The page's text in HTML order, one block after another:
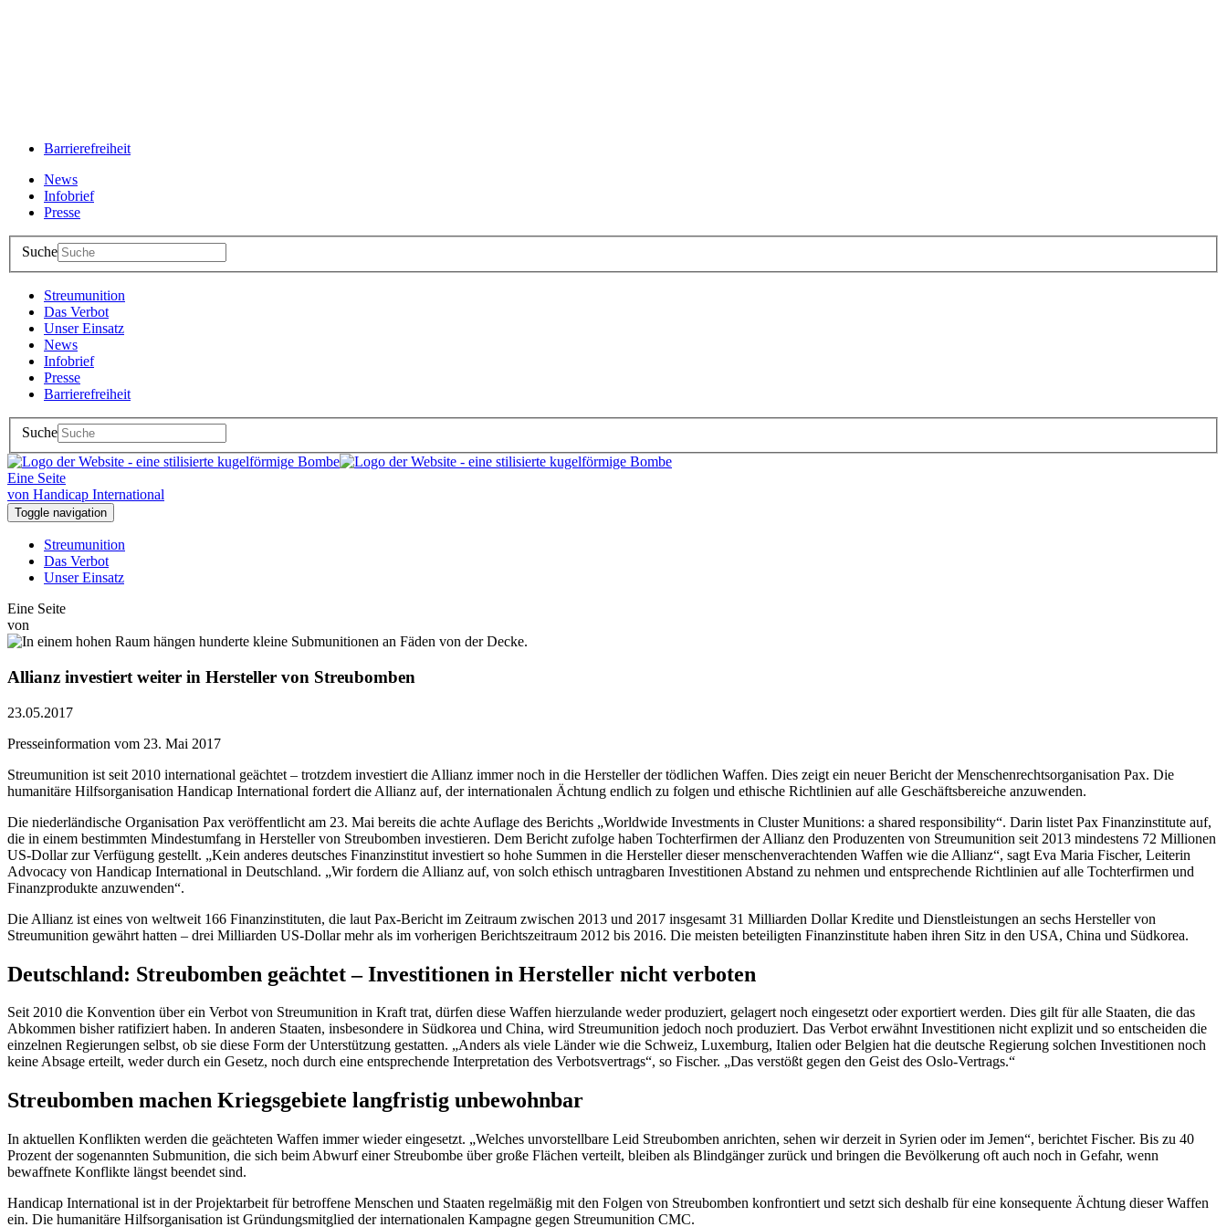
Barrierefreiheit
News
Infobrief
Presse
Suche
Streumunition
Das Verbot
Unser Einsatz
News
Infobrief
Presse
Barrierefreiheit
Suche
Eine Seite
von Handicap International
Toggle navigation
Streumunition
Das Verbot
Unser Einsatz
Eine Seite
von
Allianz investiert weiter in Hersteller von Streubomben
23.05.2017
Presseinformation vom 23. Mai 2017
Streumunition ist seit 2010 international geächtet – trotzdem investiert die Allianz immer noch in die Hersteller der tödlichen Waffen. Dies zeigt ein neuer Bericht der Menschenrechtsorganisation Pax. Die
humanitäre Hilfsorganisation Handicap International fordert die Allianz auf, der internationalen Ächtung endlich zu folgen und ethische Richtlinien auf alle Geschäftsbereiche anzuwenden.
Die niederländische Organisation Pax veröffentlicht am 23. Mai bereits die achte Auflage des Berichts „Worldwide Investments in Cluster Munitions: a shared responsibility“. Darin listet Pax Finanzinstitute auf,
die in einem bestimmten Mindestumfang in Hersteller von Streubomben investieren. Dem Bericht zufolge haben Tochterfirmen der Allianz den Produzenten von Streumunition seit 2013 mindestens 72 Millionen
US-Dollar zur Verfügung gestellt. „Kein anderes deutsches Finanzinstitut investiert so hohe Summen in die Hersteller dieser menschenverachtenden Waffen wie die Allianz“, sagt Eva Maria Fischer, Leiterin
Advocacy von Handicap International in Deutschland. „Wir fordern die Allianz auf, von solch ethisch untragbaren Investitionen Abstand zu nehmen und entsprechende Richtlinien auf alle Tochterfirmen und
Finanzprodukte anzuwenden“.
Die Allianz ist eines von weltweit 166 Finanzinstituten, die laut Pax-Bericht im Zeitraum zwischen 2013 und 2017 insgesamt 31 Milliarden Dollar Kredite und Dienstleistungen an sechs Hersteller von
Streumunition gewährt hatten – drei Milliarden US-Dollar mehr als im vorherigen Berichtszeitraum 2012 bis 2016. Die meisten beteiligten Finanzinstitute haben ihren Sitz in den USA, China und Südkorea.
Deutschland: Streubomben geächtet – Investitionen in Hersteller nicht verboten
Seit 2010 die Konvention über ein Verbot von Streumunition in Kraft trat, dürfen diese Waffen hierzulande weder produziert, gelagert noch eingesetzt oder exportiert werden. Dies gilt für alle Staaten, die das
Abkommen bisher ratifiziert haben. In anderen Staaten, insbesondere in Südkorea und China, wird Streumunition jedoch noch produziert. Das Verbot erwähnt Investitionen nicht explizit und so entscheiden die
einzelnen Regierungen selbst, ob sie diese Form der Unterstützung gestatten. „Anders als viele Länder wie die Schweiz, Luxemburg, Italien oder Belgien hat die deutsche Regierung solchen Investitionen noch
keine Absage erteilt, weder durch ein Gesetz, noch durch eine entsprechende Interpretation des Verbotsvertrags“, so Fischer. „Das verstößt gegen den Geist des Oslo-Vertrags.“
Streubomben machen Kriegsgebiete langfristig unbewohnbar
In aktuellen Konflikten werden die geächteten Waffen immer wieder eingesetzt. „Welches unvorstellbare Leid Streubomben anrichten, sehen wir derzeit in Syrien oder im Jemen“, berichtet Fischer. Bis zu 40
Prozent der sogenannten Submunition, die sich beim Abwurf einer Streubombe über große Flächen verteilt, bleiben als Blindgänger zurück und bringen die Bevölkerung oft auch noch in Gefahr, wenn
bewaffnete Konflikte längst beendet sind.
Handicap International ist in der Projektarbeit für betroffene Menschen und Staaten regelmäßig mit den Folgen von Streubomben konfrontiert und setzt sich deshalb für eine konsequente Ächtung dieser Waffen
ein. Die humanitäre Hilfsorganisation ist Gründungsmitglied der internationalen Kampagne gegen Streumunition CMC.